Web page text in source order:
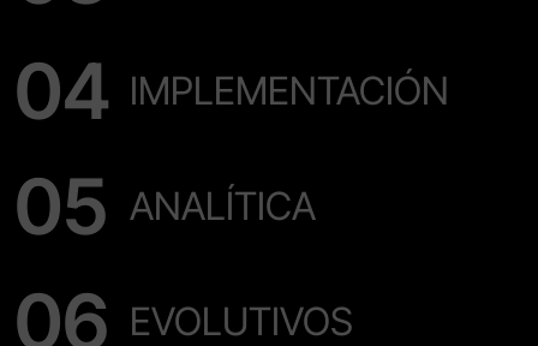
IMPLEMENTACIÓN
ANALÍTICA
EVOLUTIVOS